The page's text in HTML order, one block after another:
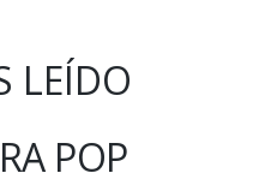
LEÍDO
POP